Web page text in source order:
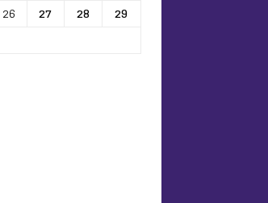
26 27 28
29